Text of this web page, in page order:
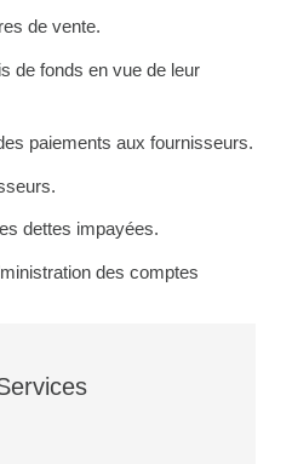
de vente.
de fonds en vue de leur
paiements aux fournisseurs.
dettes impayées.
des comptes